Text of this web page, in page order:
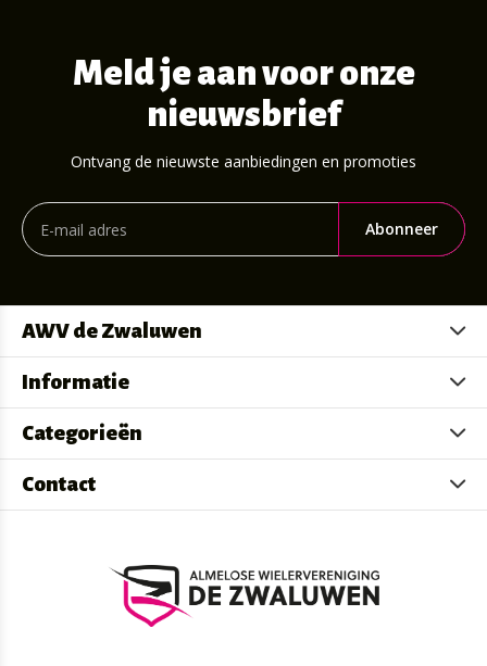
Meld je aan voor onze
nieuwsbrief
Ontvang de nieuwste aanbiedingen en promoties
Abonneer
AWV de Zwaluwen
Informatie
Categorieën
Contact